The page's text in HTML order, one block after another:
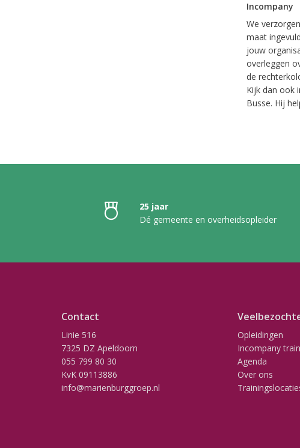
Incompany
We
maat
jouw
overleggen
de
Kijk dan ook
Busse. Hij
25 jaar
Dé gemeente en overheidsopleider
Contact
Linie 516
7325 DZ Apeldoorn
055 799 80 30
KvK 09113886
info@marienburggroep.nl
Opleidingen
Incompany
Agenda
Over ons